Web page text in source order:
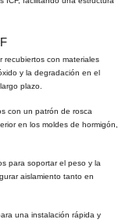
recubiertos con materiales
y la degradación en el
plazo.
con un patrón de rosca
en los moldes de hormigón,
para soportar el peso y la
aislamiento tanto en
una instalación rápida y